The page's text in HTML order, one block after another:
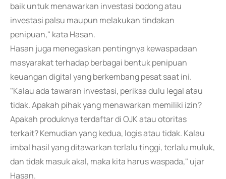
baik untuk menawarkan investasi bodong atau
investasi palsu maupun melakukan tindakan
penipuan," kata Hasan.
Hasan juga menegaskan pentingnya kewaspadaan
masyarakat terhadap berbagai bentuk penipuan
keuangan digital yang berkembang pesat saat ini.
"Kalau ada tawaran investasi, periksa dulu legal atau
tidak. Apakah pihak yang menawarkan memiliki izin?
Apakah produknya terdaftar di OJK atau otoritas
terkait? Kemudian yang kedua, logis atau tidak. Kalau
imbal hasil yang ditawarkan terlalu tinggi, terlalu muluk,
dan tidak masuk akal, maka kita harus waspada," ujar
Hasan.